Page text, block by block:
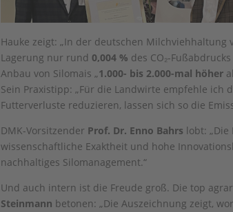
Hauke zeigt: „In der deutschen
Lagerung nur rund 0,004 % des CO₂-
Anbau von Silomais „1.000- bis 2.000-mal höher
Sein Praxistipp: „Für die Landwirte empfehle ich
Futterverluste reduzieren, lassen sich so die
DMK-Vorsitzender Prof. Dr. Enno Bahrs lobt:
wissenschaftliche Exaktheit und hohe
nachhaltiges Silomanagement.“
Und auch intern ist die Freude groß. Die top
Steinmann betonen: „Die Auszeichnung zeigt,